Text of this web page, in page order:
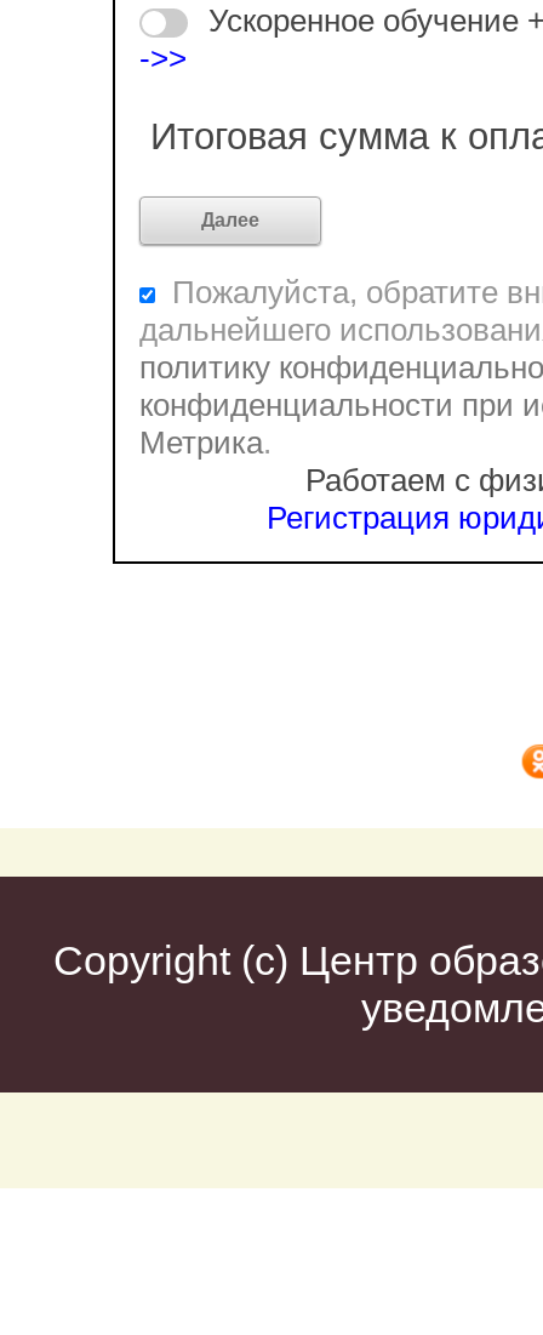
Ускоренное обучение
->>
Итоговая сумма к
Пожалуйста, обратите
дальнейшего
политику
конфиденциальности при
Метрика.
Работаем с
Регистрация
Copyright (c) Центр